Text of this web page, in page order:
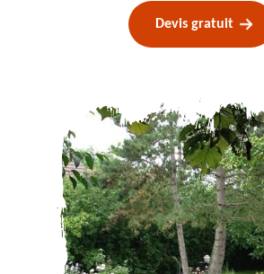
Devis gratuit